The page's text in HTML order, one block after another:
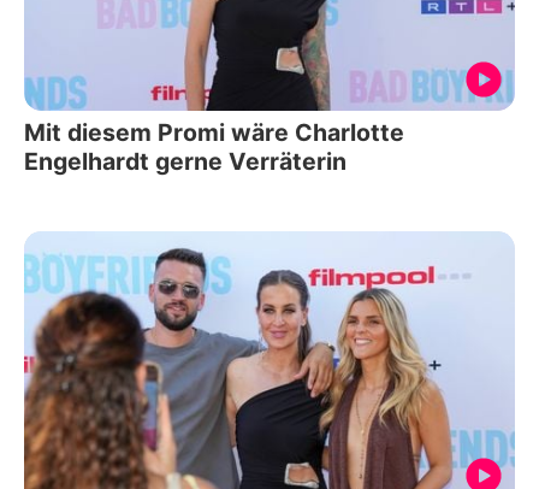
Mit diesem Promi wäre Charlotte
Engelhardt gerne Verräterin